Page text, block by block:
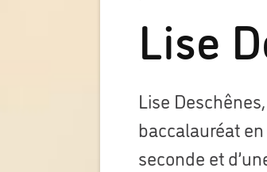
Lise
Lise
baccalauréat
seconde et